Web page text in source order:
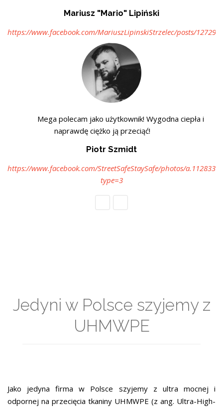
Mariusz "Mario" Lipiński
https://www.facebook.com/MariuszLipinskiStrzelec/posts/
Mega polecam jako użytkownik! Wygodna ciepła i
naprawdę ciężko ją przeciąć!
Piotr Szmidt
https://www.facebook.com/StreetSafeStaySafe/photos/
type=3
Jedyni w Polsce szyjemy z
UHMWPE
Jako jedyna firma w Polsce szyjemy z ultra mocnej i
odpornej na przecięcia tkaniny UHMWPE (z ang. Ultra-High-